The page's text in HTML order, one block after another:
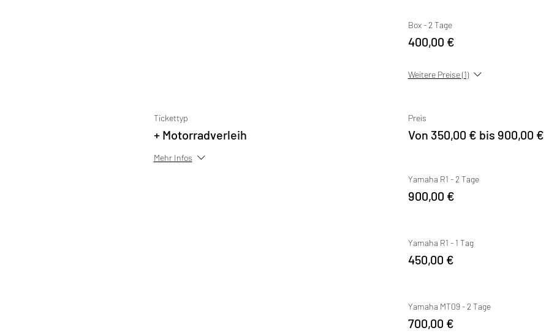
Box - 2 Tage
400,00 €
Weitere Preise (1)
Tickettyp
+ Motorradverleih
Mehr Infos
Preis
Von 350,00 € bis 900,00 €
Yamaha R1 - 2 Tage
900,00 €
Yamaha R1 - 1 Tag
450,00 €
Yamaha MT09 - 2 Tage
700,00 €